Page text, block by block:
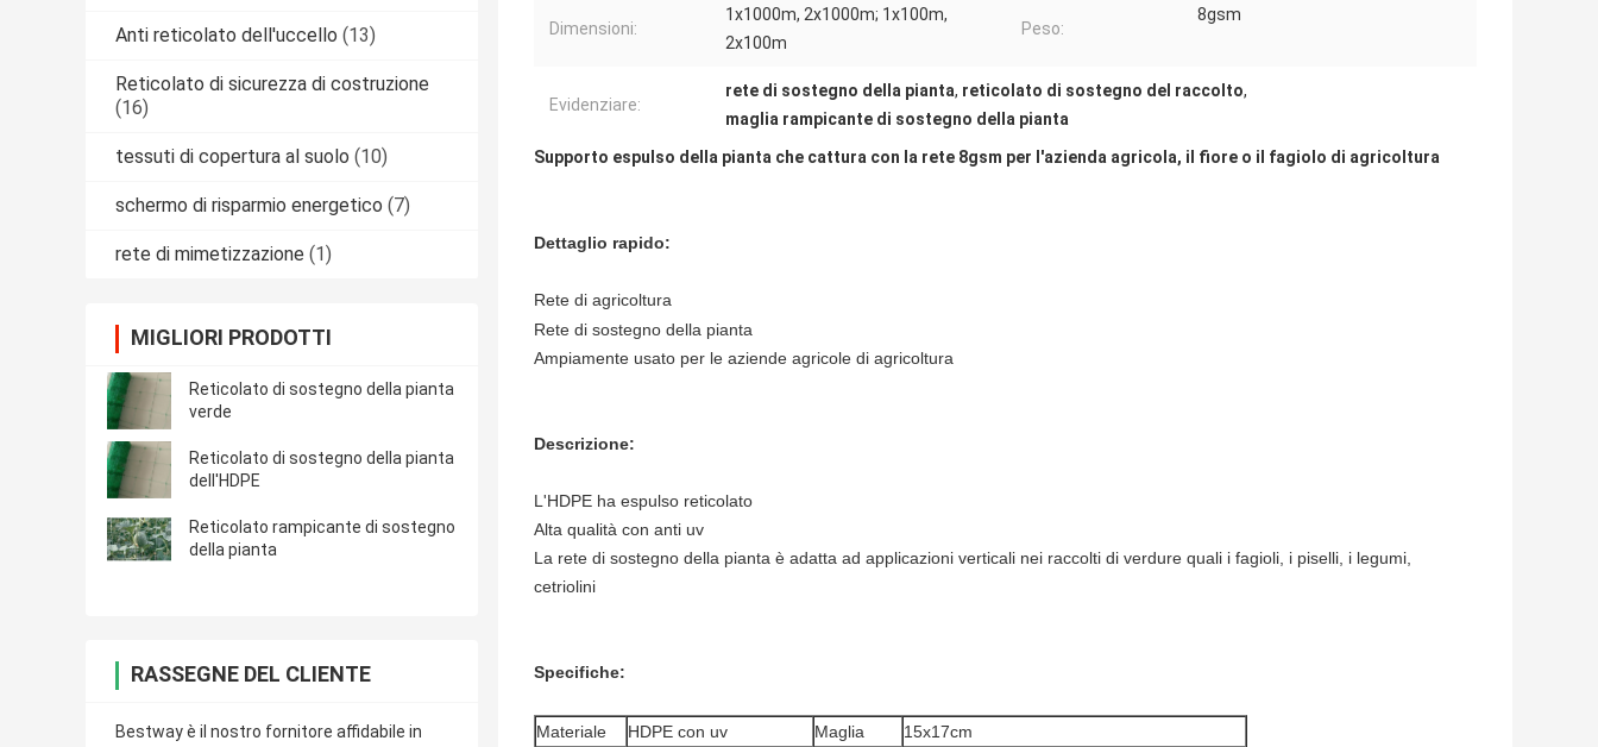
Anti reticolato dell'uccello (13)
Reticolato di sicurezza di costruzione
(16)
tessuti di copertura al suolo (10)
schermo di risparmio energetico (7)
rete di mimetizzazione (1)
MIGLIORI PRODOTTI
Reticolato di sostegno della pianta
verde
Reticolato di sostegno della pianta
dell'HDPE
Reticolato rampicante di sostegno
della pianta
RASSEGNE DEL CLIENTE
Bestway è il nostro fornitore affidabile in
Dimensioni:
1x1000m, 2x1000m; 1x100m,
2x100m
Peso:
8gsm
Evidenziare:
rete di sostegno della pianta, reticolato di sostegno del raccolto,
maglia rampicante di sostegno della pianta
Supporto espulso della pianta che cattura con la rete 8gsm per l'azienda agricola, il fiore o il fagiolo di agricoltura
Dettaglio rapido:
Rete di agricoltura
Rete di sostegno della pianta
Ampiamente usato per le aziende agricole di agricoltura
Descrizione:
L'HDPE ha espulso reticolato
Alta qualità con anti uv
La rete di sostegno della pianta è adatta ad applicazioni verticali nei raccolti di verdure quali i fagioli, i piselli, i legumi,
cetriolini
Specifiche:
Materiale HDPE con uv Maglia
15x17cm